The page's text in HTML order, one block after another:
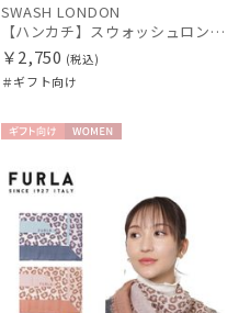
SWASH LONDON
【ハンカチ】スウォッシュロンドン (SWASH LONDON) Candytuft 52*52 日本製
￥2,750 (税込)
＃ギフト向け
向け
N